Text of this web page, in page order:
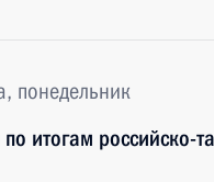
понедельник
итогам российско-